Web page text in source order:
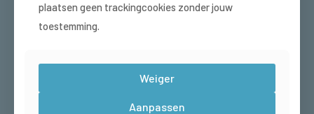
product, vraag naar de actuele actie.
extra snel sparen?Kies dan in onze eigen webshop voor afhalen,
dan krijg je een extra stempel.
plaatsen geen trackingcookies zonder jouw
toestemming.
Weiger
Aanpassen